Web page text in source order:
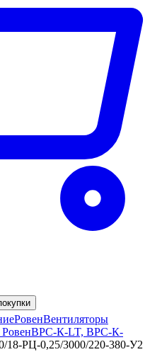
РовенВентиляторы
ВРС-К-LT, ВРС-К-
PЦ-0,25/3000/220-380-У2